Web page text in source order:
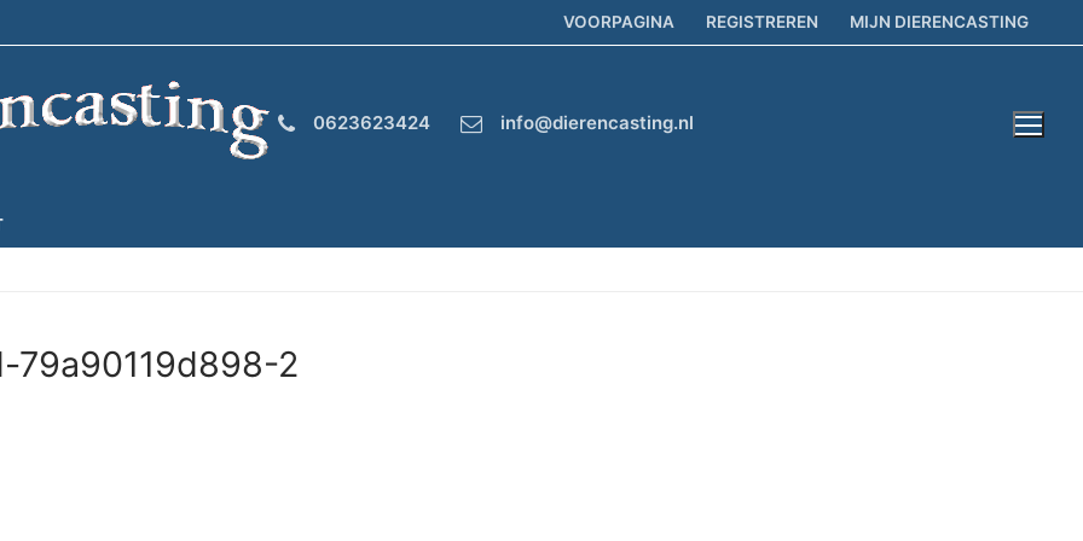
VOORPAGINA REGISTREREN MIJN DIERENCASTING
0623623424 info@dierencasting.nl
2